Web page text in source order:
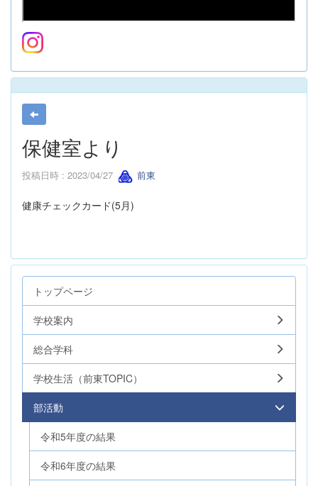
保健室より
投稿日時 : 2023/04/27 前東
健康チェックカード(5月)
トップページ
学校案内
総合学科
学校生活（前東TOPIC）
部活動
令和5年度の結果
令和6年度の結果